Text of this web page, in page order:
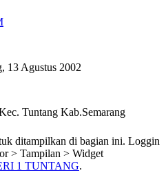
13 Agustus 2002
Tuntang Kab.Semarang
ditampilkan di bagian ini. Loggin
> Tampilan > Widget
1 TUNTANG.